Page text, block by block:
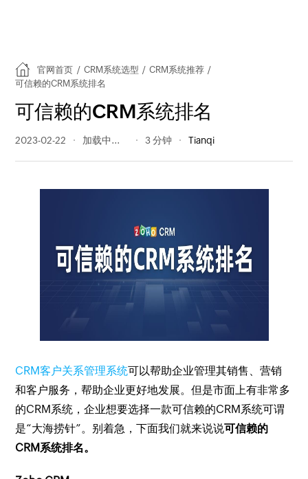
官网首页 / CRM系统选型 / CRM系统推荐 /
可信赖的CRM系统排名
可信赖的CRM系统排名
2023-02-22 251 阅读量 3 分钟 Tianqi
CRM客户关系管理系统可以帮助企业管理其销售、营销
和客户服务，帮助企业更好地发展。但是市面上有非常多
的CRM系统，企业想要选择一款可信赖的CRM系统可谓
是“大海捞针”。别着急，下面我们就来说说可信赖的
CRM系统排名。